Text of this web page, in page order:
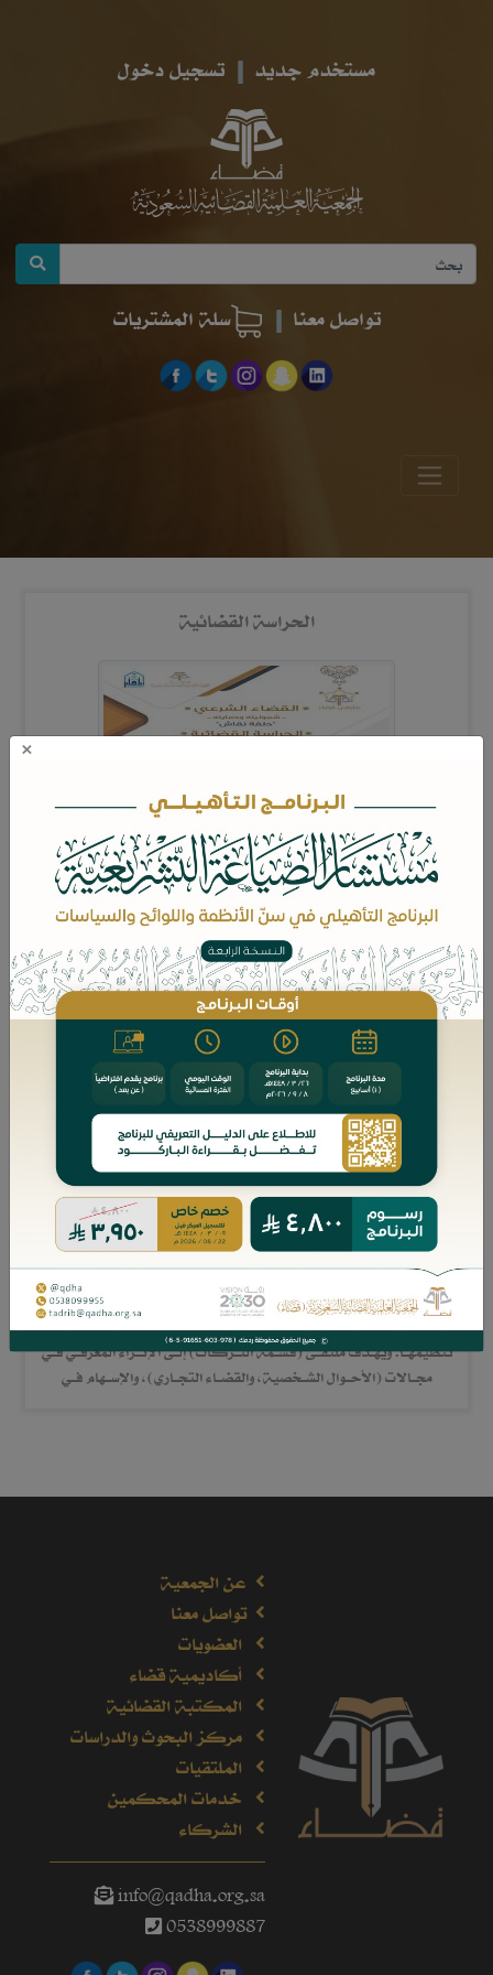
مستخدم جديد تسجيل دخول
تواصل معنا سلة المشتريات
الحراسة القضائية
تستمر الجمعية العلمية القضائية السعودية (قضاء) في عطاءها، بإثراء
العلوم والمهارات القضائية، ومن مشاريع الجمعية الدائمة: إقامة
الملتقيات العلمية التي تجمع القضاة وأساتذة الجامعات والمحامين
والخبراء وأصحاب الاهتمام بالشأن القضائي، لتحقيق الأهداف
الاستراتيجية للخطة التنفيذية من نشر الوعي، وبناء
ملتقى قضاء قسمة التركات
ملتقــى (قســمة التــركات):هو أول ملتقى قضائي في هــذا الموضــوع،
وهــو امتــداد لعــدد مــن النــدوات والملتقيــات شــاركت الجمعيــة فــي
تنظيمهــا. ويهــدف ملتقــى (قســمة التــركات) إلــى الإثــراء المعرفــي فــي
مجــالات (الأحــوال الشــخصية، والقضــاء التجــاري)، والإســهام فــي
عن الجمعية
تواصل معنا
العضويات
أكاديمية قضاء
المكتبة القضائية
مركز البحوث والدراسات
الملتقيات
خدمات المحكمين
الشركاء
info@qadha.org.sa
0538999887
×